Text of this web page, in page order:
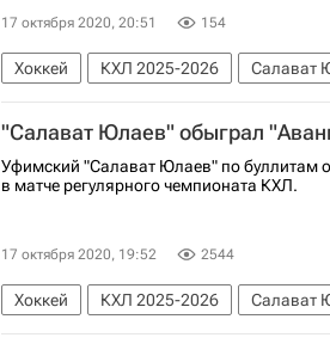
17 октября 2020, 20:51 154
Хоккей КХЛ 2025-2026 Салават
Оливер Каски
"Салават Юлаев" обыграл
Уфимский "Салават Юлаев" по буллитам
в матче регулярного чемпионата КХЛ.
17 октября 2020, 19:52 2544
Хоккей КХЛ 2025-2026 Салават